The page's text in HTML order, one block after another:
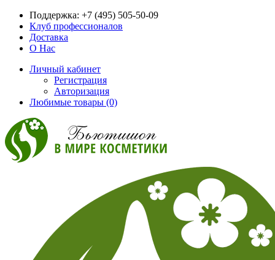
Поддержка: +7 (495) 505-50-09
Клуб профессионалов
Доставка
О Нас
Личный кабинет
Регистрация
Авторизация
Любимые товары (0)